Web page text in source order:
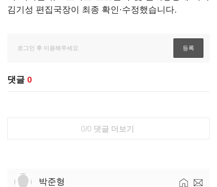
김기성 편집국장이 최종 확인·수정했습니다.
댓글 0
0/0 댓글 더보기
박준형